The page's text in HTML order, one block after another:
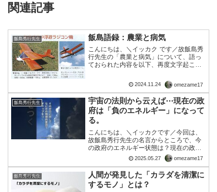
関連記事
飯島秀行先生 飯島語録：農業と病気
こんにちは、＼イッカク です／故飯島秀
行先生の「農業と病気」について、語っ
ておられた内容を以下、再度文字起こし
＿＿＿＿＿＿＿＿＿＿＿＿＿＿＿・自然
のサイクルというひとつのサイクルがあ
りたった一つしか存在し...
2024.11.24 omezame17
飯島秀行先生
宇宙の法則から云えば⋯現在の政
府は「負のエネルギー」になって
る。
こんにちは、＼イッカクです／今回は、
故飯島秀行先生の名言からところで、今
の政府のエネルギー状態は？現在の政府
は「負のエネルギー」になってる。 それ
は、つまり、癌という字と同じ物的な目
先の欲（食欲、性欲、睡眠欲）という品
物を山のように摂取した...
2025.05.27 omezame17
飯島秀行先生
人間が発見した「カラダを清潔に
するモノ」とは？